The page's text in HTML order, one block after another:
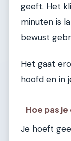
geeft. Het
minuten is
bewust
Het gaat
hoofd en in
Hoe pas
Je hoeft